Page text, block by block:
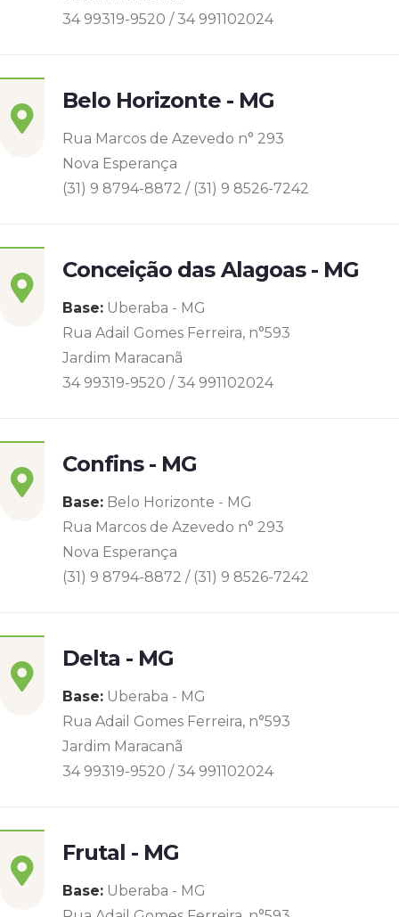
34 99319-9520 / 34 991102024
Belo Horizonte - MG
Rua Marcos de Azevedo n° 293
Nova Esperança
(31) 9 8794-8872 / (31) 9 8526-7242
Conceição das Alagoas - MG
Base: Uberaba - MG
Rua Adail Gomes Ferreira, n°593
Jardim Maracanã
34 99319-9520 / 34 991102024
Confins - MG
Base: Belo Horizonte - MG
Rua Marcos de Azevedo n° 293
Nova Esperança
(31) 9 8794-8872 / (31) 9 8526-7242
Delta - MG
Base: Uberaba - MG
Rua Adail Gomes Ferreira, n°593
Jardim Maracanã
34 99319-9520 / 34 991102024
Frutal - MG
Base: Uberaba - MG